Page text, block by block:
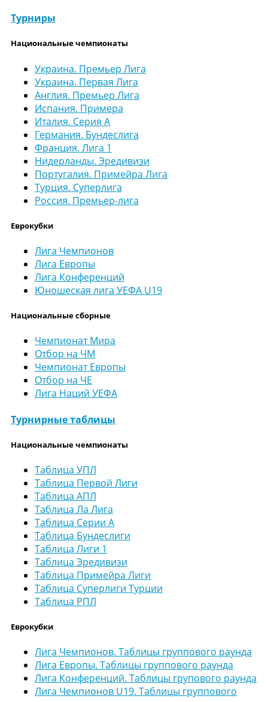
Турниры
Национальные чемпионаты
Украина. Премьер Лига
Украина. Первая Лига
Англия. Премьер Лига
Испания. Примера
Италия. Серия А
Германия. Бундеслига
Франция. Лига 1
Нидерланды. Эредивизи
Португалия. Примейра Лига
Турция. Суперлига
Россия. Премьер-лига
Еврокубки
Лига Чемпионов
Лига Европы
Лига Конференций
Юношеская лига УЕФА U19
Национальные сборные
Чемпионат Мира
Отбор на ЧМ
Чемпионат Европы
Отбор на ЧЕ
Лига Наций УЕФА
Турнирные таблицы
Национальные чемпионаты
Таблица УПЛ
Таблица Первой Лиги
Таблица АПЛ
Таблица Ла Лига
Таблица Серии А
Таблица Бундеслиги
Таблица Лиги 1
Таблица Эредивизи
Таблица Примейра Лиги
Таблица Суперлиги Турции
Таблица РПЛ
Еврокубки
Лига Чемпионов. Таблицы группового раунда
Лига Европы. Таблицы группового раунда
Лига Конференций. Таблицы групового раунда
Лига Чемпионов U19. Таблицы группового